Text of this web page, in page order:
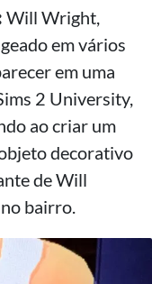
Will Wright,
em vários
em uma
2 University,
ao criar um
decorativo
de Will
bairro.